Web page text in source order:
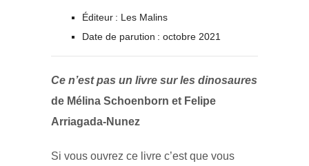
Éditeur : Les Malins
Date de parution : octobre 2021
Ce n’est pas un livre sur les dinosaures
de Mélina Schoenborn et Felipe
Arriagada-Nunez
Si vous ouvrez ce livre c’est que vous